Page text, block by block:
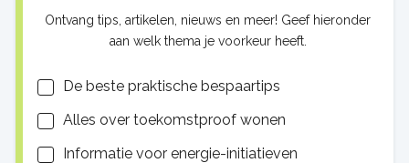
Ontvang tips, artikelen, nieuws en meer! Geef hieronder
aan welk thema je voorkeur heeft.
LijstenDe beste praktische bespaartips
Alles over toekomstproof wonen
Informatie voor energie-initiatieven